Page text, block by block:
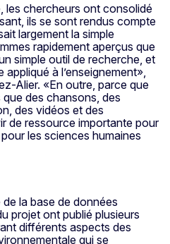
les chercheurs ont consolidé
ils se sont rendus compte
largement la simple
rapidement aperçus que
simple outil de recherche, et
à l’enseignement»,
Alier. «En outre, parce que
que des chansons, des
des vidéos et des
de ressource importante pour
les sciences humaines
la base de données
projet ont publié plusieurs
différents aspects des
qui se